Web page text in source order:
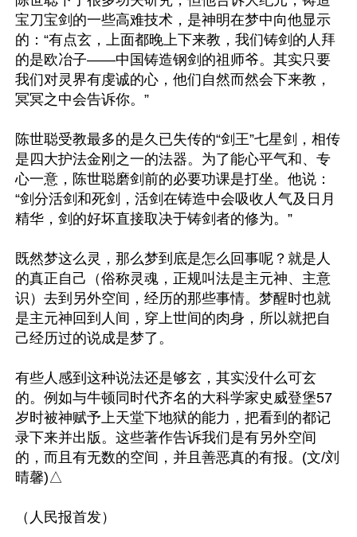
宝刀宝剑的一些高难技术，是神明在梦中向他显示
的：“有点玄，上面都晚上下来教，我们铸剑的人拜
的是欧冶子——中国铸造钢剑的祖师爷。其实只要
我们对灵界有虔诚的心，他们自然而然会下来教，
冥冥之中会告诉你。”
陈世聪受教最多的是久已失传的“剑王”七星剑，相传
是四大护法金刚之一的法器。为了能心平气和、专
心一意，陈世聪磨剑前的必要功课是打坐。他说：
“剑分活剑和死剑，活剑在铸造中会吸收人气及日月
精华，剑的好坏直接取决于铸剑者的修为。”
既然梦这么灵，那么梦到底是怎么回事呢？就是人
的真正自己（俗称灵魂，正规叫法是主元神、主意
识）去到另外空间，经历的那些事情。梦醒时也就
是主元神回到人间，穿上世间的肉身，所以就把自
己经历过的说成是梦了。
有些人感到这种说法还是够玄，其实没什么可玄
的。例如与牛顿同时代齐名的大科学家史威登堡57
岁时被神赋予上天堂下地狱的能力，把看到的都记
录下来并出版。这些著作告诉我们是有另外空间
的，而且有无数的空间，并且善恶真的有报。(文/刘
晴馨)△